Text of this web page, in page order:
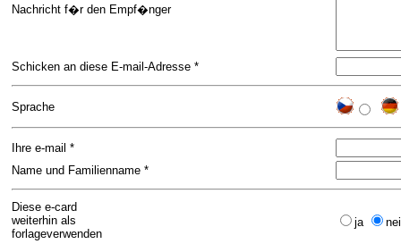
Nachricht f�r den Empf�nger
Schicken an diese E-mail-Adresse *
Sprache
Ihre e-mail *
Name und Familienname *
Diese e-card
weiterhin als
forlageverwenden
ja